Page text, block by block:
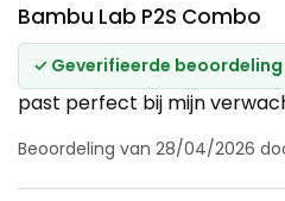
Bambu Lab P2S Combo
✓ Geverifieerde beoordeling
past perfect bij mijn
Beoordeling van 28/04/2026